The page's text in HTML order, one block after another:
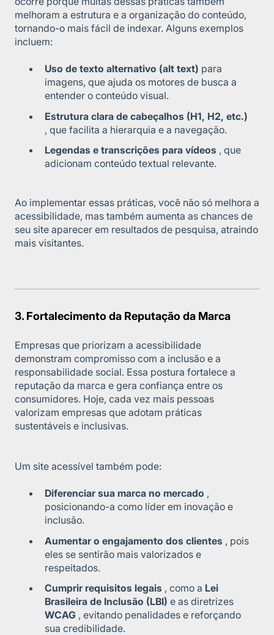
melhoram a estrutura e a organização do conteúdo,
tornando-o mais fácil de indexar. Alguns exemplos
incluem:
Uso de texto alternativo (alt text) para
imagens, que ajuda os motores de busca a
entender o conteúdo visual.
Estrutura clara de cabeçalhos (H1, H2, etc.)
, que facilita a hierarquia e a navegação.
Legendas e transcrições para vídeos , que
adicionam conteúdo textual relevante.
Ao implementar essas práticas, você não só melhora a
acessibilidade, mas também aumenta as chances de
seu site aparecer em resultados de pesquisa, atraindo
mais visitantes.
3. Fortalecimento da Reputação da Marca
Empresas que priorizam a acessibilidade
demonstram compromisso com a inclusão e a
responsabilidade social. Essa postura fortalece a
reputação da marca e gera confiança entre os
consumidores. Hoje, cada vez mais pessoas
valorizam empresas que adotam práticas
sustentáveis e inclusivas.
Um site acessível também pode:
Diferenciar sua marca no mercado ,
posicionando-a como líder em inovação e
inclusão.
Aumentar o engajamento dos clientes , pois
eles se sentirão mais valorizados e
respeitados.
Cumprir requisitos legais , como a Lei
Brasileira de Inclusão (LBI) e as diretrizes
WCAG , evitando penalidades e reforçando
sua credibilidade.